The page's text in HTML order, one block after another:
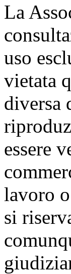
La
uso
vietata
diversa
essere
lavoro
si